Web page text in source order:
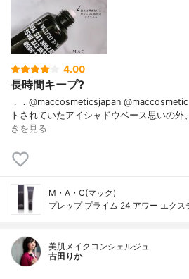
4.00
長時間キープ?
．．@maccosmeticsjapan
トされていたアイシャドウベース思いの
きを見る
M・A・C(マック)
プレップ プライム 24 アワー エクス
美肌メイクコンシェルジュ
古田りか